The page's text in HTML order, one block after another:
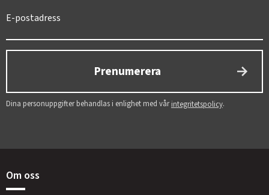
Prenumerera
Dina personuppgifter behandlas i enlighet med vårintegritetspolicy.
Om oss